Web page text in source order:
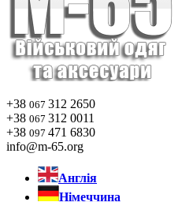
+38 067 312 2650
+38 067 312 0011
+38 097 471 6830
info@m-65.org
Англія
Німеччина